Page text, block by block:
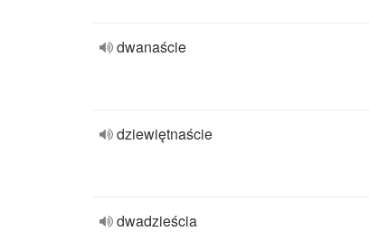
dwanaście
dziewiętnaście
dwadzieścia